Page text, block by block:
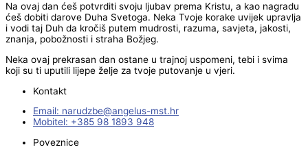
Na ovaj dan ćeš potvrditi svoju ljubav prema Kristu, a kao nagradu
ćeš dobiti darove Duha Svetoga. Neka Tvoje korake uvijek upravlja
i vodi taj Duh da kročiš putem mudrosti, razuma, savjeta, jakosti,
znanja, pobožnosti i straha Božjeg.
Neka ovaj prekrasan dan ostane u trajnoj uspomeni, tebi i svima
koji su ti uputili lijepe želje za tvoje putovanje u vjeri.
Kontakt
Email:
rh.tsm-sulegna
@ebzduran
Mobitel: +385 98 1893 948
Poveznice